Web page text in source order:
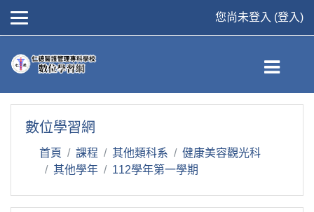
您尚未登入 (登入)
數位學習網
首頁 課程 其他類科系
健康美容觀光科
其他學年
112學年第一學期